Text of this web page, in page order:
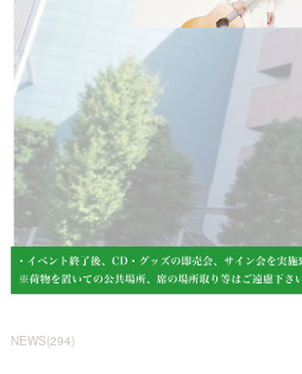
NEWS(294)